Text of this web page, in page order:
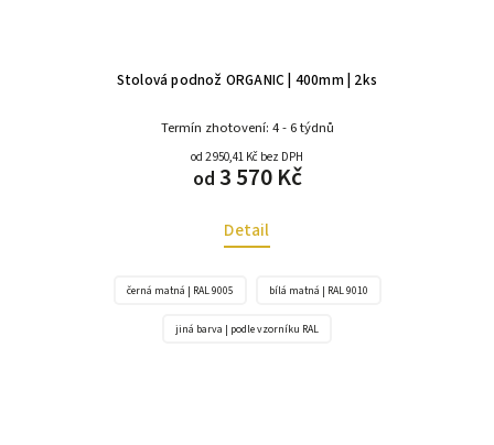
Stolová podnož ORGANIC | 400mm | 2ks
Termín zhotovení: 4 - 6 týdnů
od 2 950,41 Kč bez DPH
od 3 570 Kč
Detail
černá matná | RAL 9005 bílá matná | RAL 9010
jiná barva | podle vzorníku RAL